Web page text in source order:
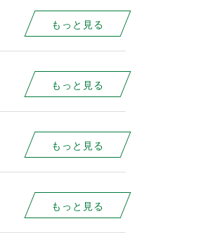
もっと見る
もっと見る
もっと見る
もっと見る